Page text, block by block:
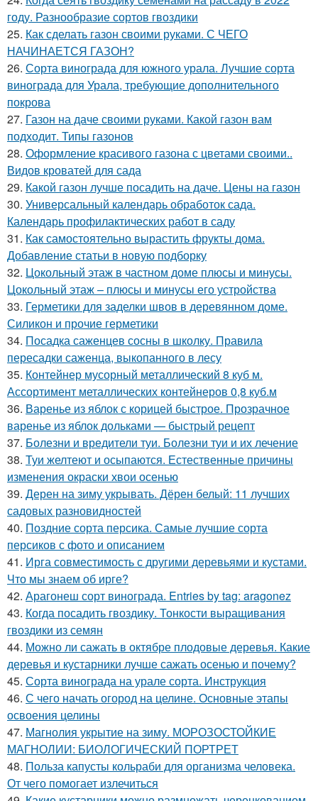
году. Разнообразие сортов гвоздики
25. Как сделать газон своими руками. С ЧЕГО
НАЧИНАЕТСЯ ГАЗОН?
26. Сорта винограда для южного урала. Лучшие сорта
винограда для Урала, требующие дополнительного
покрова
27. Газон на даче своими руками. Какой газон вам
подходит. Типы газонов
28. Оформление красивого газона с цветами своими..
Видов кроватей для сада
29. Какой газон лучше посадить на даче. Цены на газон
30. Универсальный календарь обработок сада.
Календарь профилактических работ в саду
31. Как самостоятельно вырастить фрукты дома.
Добавление статьи в новую подборку
32. Цокольный этаж в частном доме плюсы и минусы.
Цокольный этаж – плюсы и минусы его устройства
33. Герметики для заделки швов в деревянном доме.
Силикон и прочие герметики
34. Посадка саженцев сосны в школку. Правила
пересадки саженца, выкопанного в лесу
35. Контейнер мусорный металлический 8 куб м.
Ассортимент металлических контейнеров 0,8 куб.м
36. Варенье из яблок с корицей быстрое. Прозрачное
варенье из яблок дольками — быстрый рецепт
37. Болезни и вредители туи. Болезни туи и их лечение
38. Туи желтеют и осыпаются. Естественные причины
изменения окраски хвои осенью
39. Дерен на зиму укрывать. Дёрен белый: 11 лучших
садовых разновидностей
40. Поздние сорта персика. Самые лучшие сорта
персиков с фото и описанием
41. Ирга совместимость с другими деревьями и кустами.
Что мы знаем об ирге?
42. Арагонеш сорт винограда. Entries by tag: aragonez
43. Когда посадить гвоздику. Тонкости выращивания
гвоздики из семян
44. Можно ли сажать в октябре плодовые деревья. Какие
деревья и кустарники лучше сажать осенью и почему?
45. Сорта винограда на урале сорта. Инструкция
46. С чего начать огород на целине. Основные этапы
освоения целины
47. Магнолия укрытие на зиму. МОРОЗОСТОЙКИЕ
МАГНОЛИИ: БИОЛОГИЧЕСКИЙ ПОРТРЕТ
48. Польза капусты кольраби для организма человека.
От чего помогает излечиться